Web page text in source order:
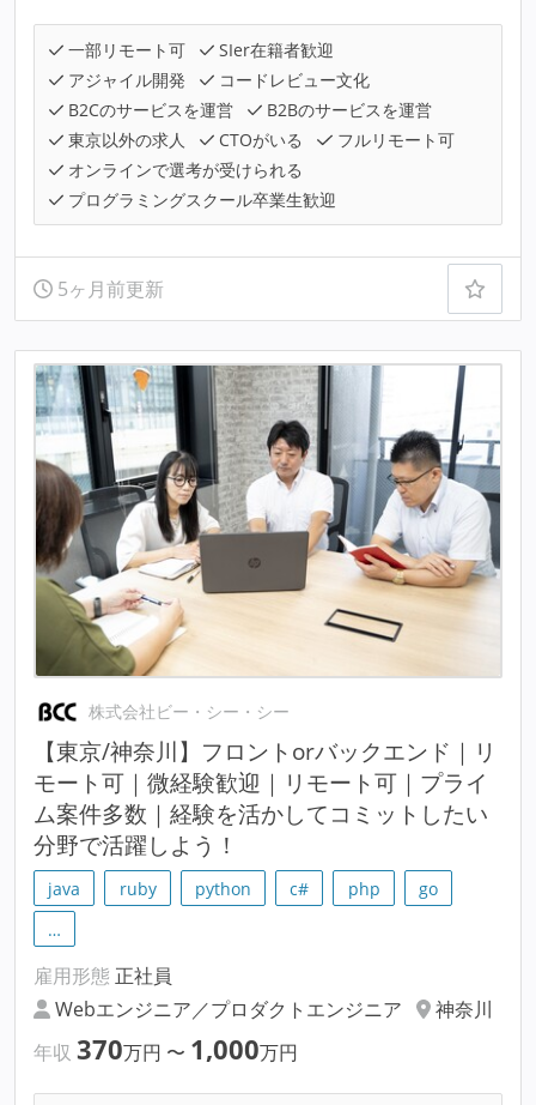
一部リモート可
SIer在籍者歓迎
アジャイル開発
コードレビュー文化
B2Cのサービスを運営
B2Bのサービスを運営
東京以外の求人
CTOがいる
フルリモート可
オンラインで選考が受けられる
プログラミングスクール卒業生歓迎
5ヶ月前更新
株式会社ビー・シー・シー
【東京/神奈川】フロントorバックエンド｜リ
モート可｜微経験歓迎｜リモート可｜プライ
ム案件多数｜経験を活かしてコミットしたい
分野で活躍しよう！
java ruby python c# php
go
…
雇用形態 正社員
Webエンジニア／プロダクトエンジニア
神奈川
年収 370万円 〜 1,000万円